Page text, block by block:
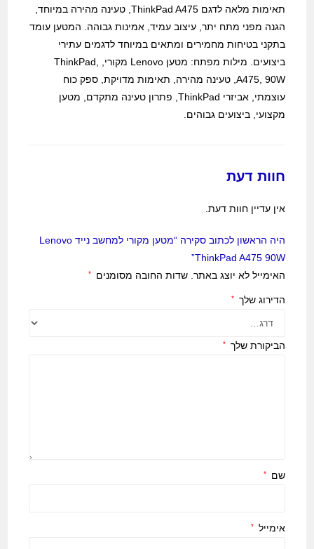
תאימות מלאה לדגם ThinkPad A475, טעינה מהירה במיוחד,
הגנה מפני מתח יתר, עיצוב עמיד, אמינות גבוהה. המטען עומד
בתקני בטיחות מחמירים ומתאים במיוחד לדגמים עתירי
ביצועים. מילות מפתח: מטען Lenovo מקורי, ThinkPad,
A475, 90W, טעינה מהירה, תאימות מדויקת, ספק כוח
עוצמתי, אביזרי ThinkPad, פתרון טעינה מתקדם, מטען
מקצועי, ביצועים גבוהים.
חוות דעת
אין עדיין חוות דעת.
היה הראשון לכתוב סקירה “מטען מקורי למחשב נייד Lenovo
ThinkPad A475 90W”
האימייל לא יוצג באתר. שדות החובה מסומנים *
הדירוג שלך *
הביקורת שלך *
שם *
אימייל *